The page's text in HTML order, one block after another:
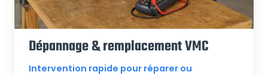
Dépannage & remplacement VMC
Intervention rapide pour réparer ou